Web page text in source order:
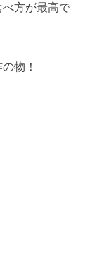
方が最高で
物！